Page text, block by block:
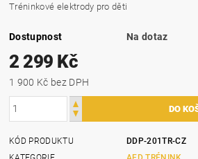
Tréninkové elektrody pro děti
Dostupnost Na dotaz
2 299 Kč
1 900 Kč bez DPH
KÓD PRODUKTU
DDP-201TR-CZ